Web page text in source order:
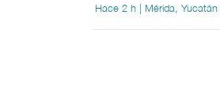
Hace 2 h | Mérida, Yucatán